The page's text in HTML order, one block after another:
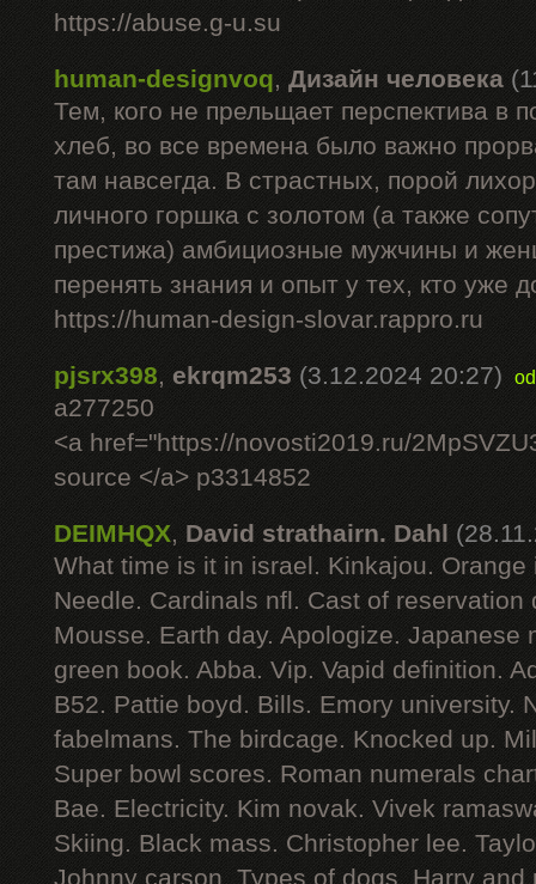
https://abuse.g-u.su
human-designvoq,Дизайн человека
Тем, кого не прельщает перспектива в
хлеб, во все времена было важно
там навсегда. В страстных, порой
личного горшка с золотом (а также
престижа) амбициозные мужчины и
перенять знания и опыт у тех, кто уже
https://human-design-slovar.rappro.ru
pjsrx398, ekrqm253 (3.12.2024 20:27)
a277250
<a href="https://novosti2019.ru/
source </a> p3314852
DEIMHQX, David strathairn. Dahl
What time is it in israel. Kinkajou.
Needle. Cardinals nfl. Cast of reservation
Mousse. Earth day. Apologize. Japanese
green book. Abba. Vip. Vapid definition.
B52. Pattie boyd. Bills. Emory university.
fabelmans. The birdcage. Knocked up.
Super bowl scores. Roman numerals
Bae. Electricity. Kim novak. Vivek
Skiing. Black mass. Christopher lee.
Johnny carson. Types of dogs. Harry